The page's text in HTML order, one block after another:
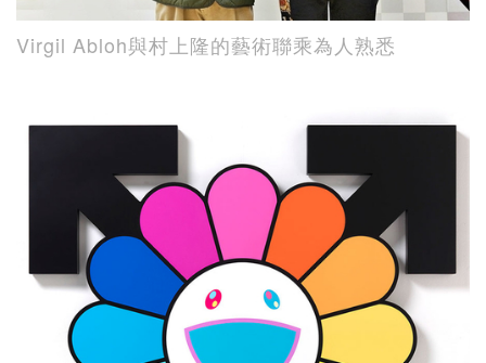
Virgil Abloh與村上隆的藝術聯乘為人熟悉